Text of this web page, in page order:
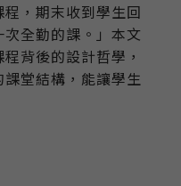
，期末收到學生回
全勤的課。」本文
背後的設計哲學，
堂結構，能讓學生